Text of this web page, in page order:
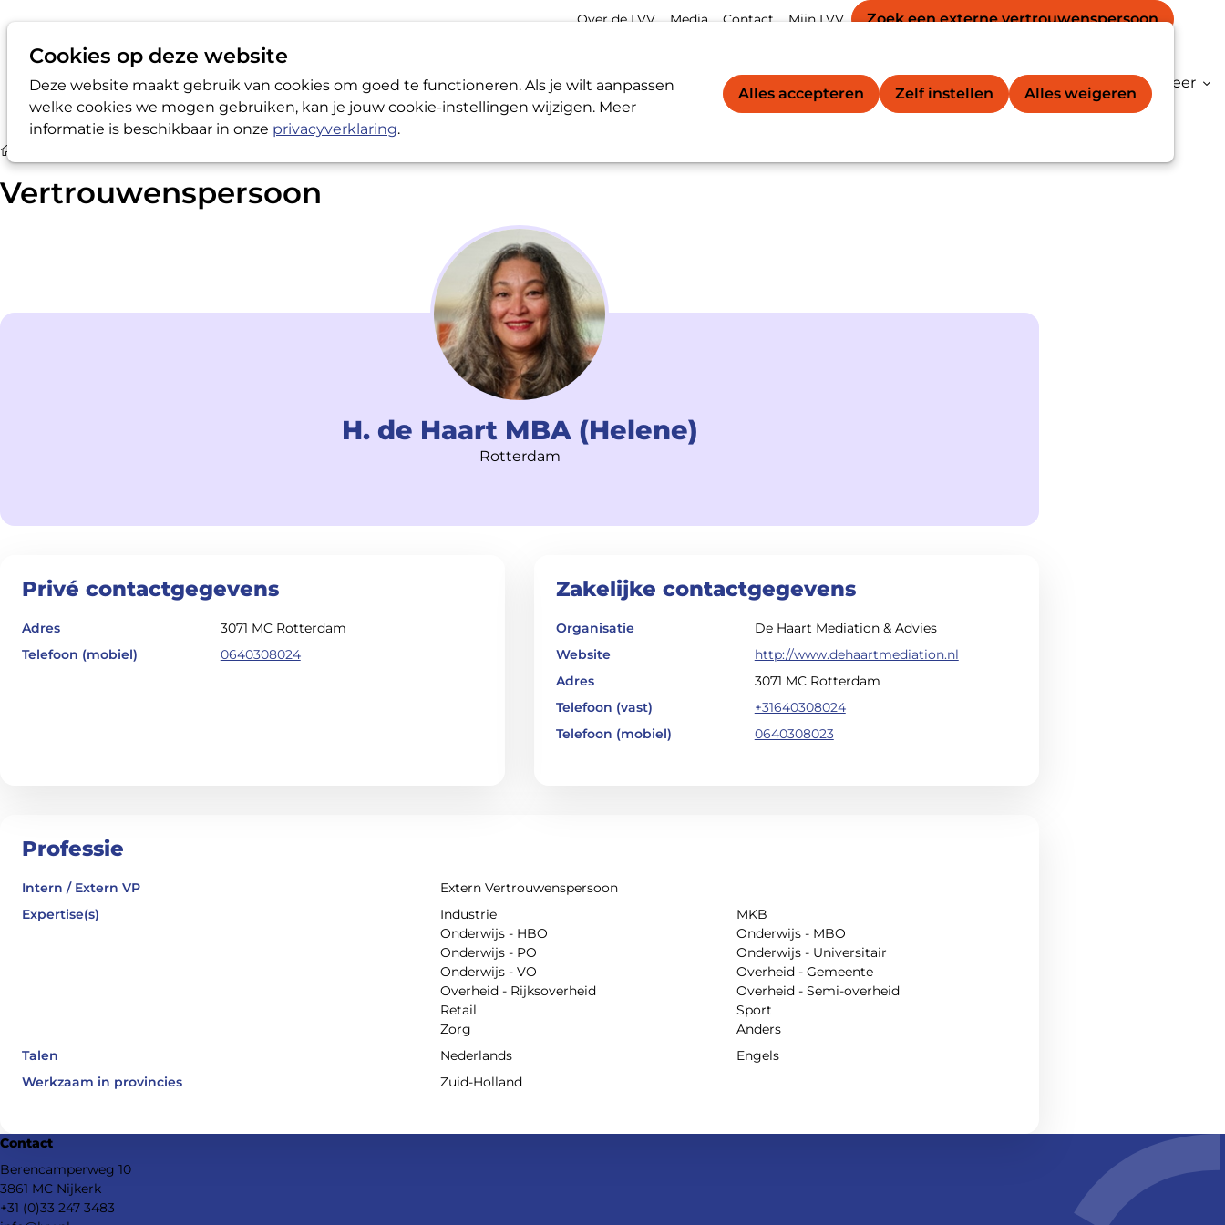
Cookies op deze website
Deze website maakt gebruik van cookies om goed te functioneren. Als je wilt aanpassen
welke cookies we mogen gebruiken, kan je jouw cookie-instellingen wijzigen. Meer
informatie is beschikbaar in onze privacyverklaring.
Alles accepteren Zelf instellen Alles weigeren
Werkgevers / Werknemers LVV-registervertrouwenspersoon® Kenniscentrum Meer
Meta
Over de LVV Media Contact
Account
Mijn LVV
Secondary
Zoek een externe vertrouwens­persoon
Vertrouwenspersoon
H. de Haart MBA (Helene)
Rotterdam
Privé contactgegevens
Adres
3071 MC Rotterdam
Telefoon (mobiel)
0640308024
Zakelijke contactgegevens
Organisatie
De Haart Mediation & Advies
Website
http://www.dehaartmediation.nl
Adres
3071 MC Rotterdam
Telefoon (vast)
+31640308024
Telefoon (mobiel)
0640308023
Professie
Intern / Extern VP
Extern Vertrouwenspersoon
Expertise(s)
Industrie
MKB
Onderwijs - HBO
Onderwijs - MBO
Onderwijs - PO
Onderwijs - Universitair
Onderwijs - VO
Overheid - Gemeente
Overheid - Rijksoverheid
Overheid - Semi-overheid
Retail
Sport
Zorg
Anders
Talen
Nederlands
Engels
Werkzaam in provincies
Zuid-Holland
Contact
Berencamperweg 10
3861 MC Nijkerk
+31 (0)33 247 3483